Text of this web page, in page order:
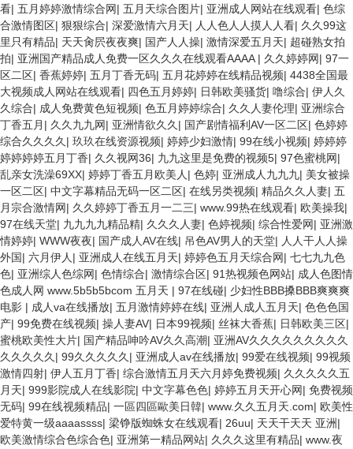
看| 五月婷婷激情综合网| 五月天综合图片| 亚洲成人网站在线观看| 色综
合激情图区| 狠狠综合| 深爱激情六月天| 人人色人人摸人人看| 久久99这
里只有精品| 天天肏屄夜夜爽| 国产人人操| 激情深爱五月天| 超碰熟女拍
拍| 亚洲国产精品成人免费一区久久久在线观看AAAA | 久久婷婷网| 97一
区二区| 香蕉婷婷| 五月丁香无码| 五月花婷婷在线精品视频| 4438全国最
大视频成人网站在线观看| 四色五月婷婷| 日韩欧美骚货| 噜综合| 伊人久
久综合| 成人免费黄色短视频| 色五月婷婷综合| 久久人妻伦理| 亚洲综合
丁香五月 | 久久九九网| 亚洲情欲久久 | 国产剧情福利AV一区二区| 色婷婷
综合久久久久 | 玖玖在线资源视频| 婷婷少妇激情| 99在线小视频| 婷婷婷
婷婷婷婷五月丁香| 久久视网36| 九九这里是免费的视频5| 97色蜜桃网|
乱亲女洗澡69XX| 婷婷丁香五月欧美人 | 色婷| 亚洲成人九九九| 美女被操
一区二区| 中文字幕精品无码一区二区| 在线另类视频| 精品久久人妻| 五
月宗合激情网| 久久婷婷丁香五月一二三| www.99热在线观看| 欧美操我|
97在线天堂| 九九九九精品精| 久久久人妻| 色婷视频| 综合性爱网| 亚洲激
情婷婷| WWW夜夜| 国产成人AV在线| 吊色AV男人的天堂| 人人干人人操
外国| 六月伊人 | 亚洲成人在线五月天| 婷婷色五月天综合网| 七七九九色
色| 亚洲综人色综网| 色情综合| 激情综合区| 91热视频色网站| 成人色图情
色成人网 www.5b5b5bcom 五月天 | 97在线碰| 少妇性BBB搡BBB爽爽爽
电影 | 成人va在线播放| 五月激情婷婷在线| 亚洲人成人五月天| 色色色国
产| 99免费在线视频| 操人妻AV| 日本99视频| 丝袜大香蕉| 日韩欧美三区|
蜜桃欧美性大片| 国产精品呻吟AV久久高潮| 亚洲AV久久久久久久久久久
久久久久久 | 99久久久久久 | 亚洲成人av在线播放| 99爱在线视频| 99视频
激情四射| 伊人五月丁香| 综合激情五月天六月婷免费视频| 久久久久久五
月天| 999影院成人在线影院| 中文字幕色色| 婷婷五月天开心网| 免费视频
无码| 99在线视频精品| 一區四區歐美日韓| www.久久五月天.com| 欧美性
爱特黄一级aaaassss| 梁铮版蜘蛛女在线观看| 26uu| 天天干天天 亚洲|
欧美激情综合色综合色| 亚洲第一精品网站| 久久久这里有精品| www.夜